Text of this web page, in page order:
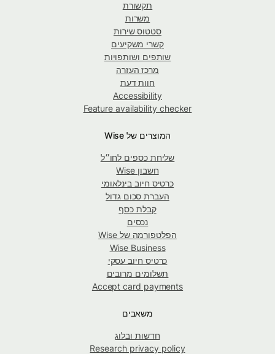
תקשורת
משרות
סטטוס שירות
קשרי משקיעים
שותפים ושותפויות
מרכז העזרה
חוות דעת
Accessibility
Feature availability checker
המוצרים של Wise
שליחת כספים לחו״ל
חשבון Wise
כרטיס חיוב בינלאומי
העברת סכום גדול
קבלת כסף
נכסים
הפלטפורמה של Wise
Wise Business
כרטיס חיוב עסקי
תשלומים מרובים
Accept card payments
משאבים
חדשות ובלוג
Research privacy policy